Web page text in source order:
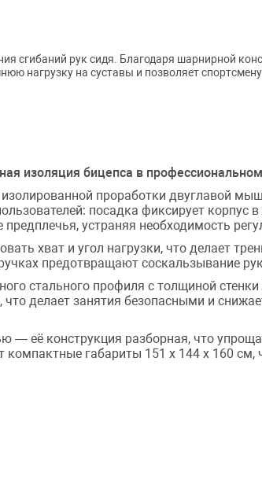
сгибаний рук сидя. Благодаря шарнирной
нагрузку на суставы и позволяет
изоляция бицепса в
проработки двуглавой
посадка фиксирует
устраняя необходимость
хват и угол нагрузки, что делает
предотвращают соскальзывание
стального профиля с толщиной
делает занятия безопасными и
— её конструкция разборная, что
компактные габариты 151 х 144 х 160